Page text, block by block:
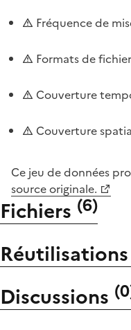
Fréquence de
Formats de
Couverture
Couverture
Ce jeu de données
source originale.
Fichiers (6)
Discussions (0